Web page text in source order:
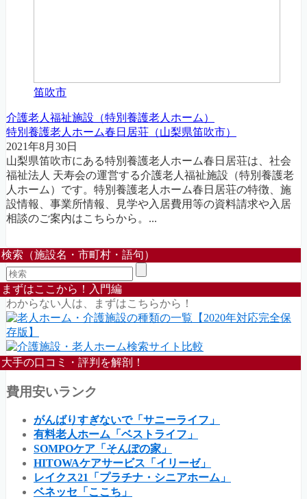
笛吹市
介護老人福祉施設（特別養護老人ホーム）
特別養護老人ホーム春日居荘（山梨県笛吹市）
2021年8月30日
山梨県笛吹市にある特別養護老人ホーム春日居荘は、社会
福祉法人 天寿会の運営する介護老人福祉施設（特別養護老
人ホーム）です。特別養護老人ホーム春日居荘の特徴、施
設情報、事業所情報、見学や入居費用等の資料請求や入居
相談のご案内はこちらから。...
検索（施設名・市町村・語句）
まずはここから！入門編
わからない人は、まずはこちらから！
大手の口コミ・評判を解剖！
費用安いランク
がんばりすぎないで「サニーライフ」
有料老人ホーム「ベストライフ」
SOMPOケア「そんぽの家」
HITOWAケアサービス「イリーゼ」
レイクス21「プラチナ・シニアホーム」
ベネッセ「ここち」